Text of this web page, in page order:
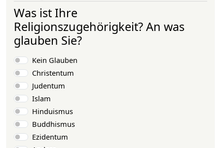
Was ist Ihre
Religionszugehörigkeit? An was
glauben Sie?
ChoicesKein Glauben
Christentum
Judentum
Islam
Hinduismus
Buddhismus
Ezidentum